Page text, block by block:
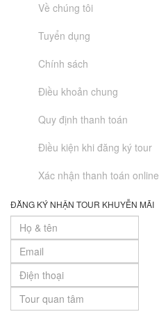
Về chúng tôi
Tuyển dụng
Chính sách
Điều khoản chung
Quy định thanh toán
Điều kiện khi đăng ký tour
Xác nhận thanh toán online
ĐĂNG KÝ NHẬN TOUR KHUYỄN MÃI